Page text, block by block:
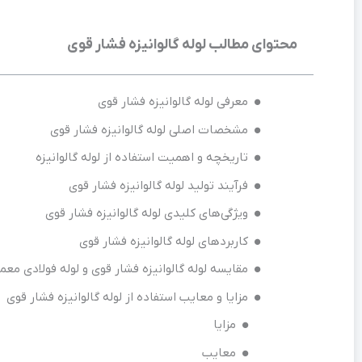
محتوای مطالب لوله گالوانیزه فشار قوی
معرفی لوله گالوانیزه فشار قوی
مشخصات اصلی لوله گالوانیزه فشار قوی
تاریخچه و اهمیت استفاده از لوله گالوانیزه
فرآیند تولید لوله گالوانیزه فشار قوی
ویژگی‌های کلیدی لوله گالوانیزه فشار قوی
کاربردهای لوله گالوانیزه فشار قوی
مقایسه لوله گالوانیزه فشار قوی و لوله فولادی
مزایا و معایب استفاده از لوله گالوانیزه فشار قوی
مزایا
معایب